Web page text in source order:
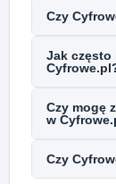
Czy
Jak często
Czy mogę
w
Czy